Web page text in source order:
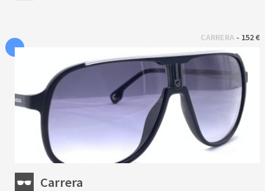
CARRERA - 152 €
Carrera